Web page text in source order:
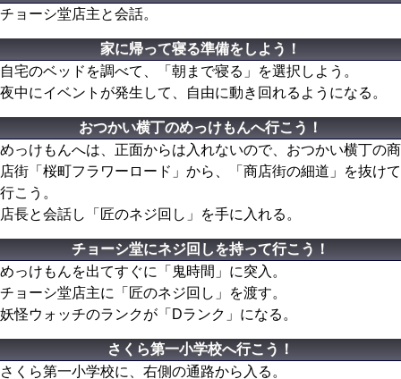
チョーシ堂店主と会話。
家に帰って寝る準備をしよう！
自宅のベッドを調べて、「朝まで寝る」を選択しよう。
夜中にイベントが発生して、自由に動き回れるようになる。
おつかい横丁のめっけもんへ行こう！
めっけもんへは、正面からは入れないので、おつかい横丁の商
店街「桜町フラワーロード」から、「商店街の細道」を抜けて
行こう。
店長と会話し「匠のネジ回し」を手に入れる。
チョーシ堂にネジ回しを持って行こう！
めっけもんを出てすぐに「鬼時間」に突入。
チョーシ堂店主に「匠のネジ回し」を渡す。
妖怪ウォッチのランクが「Dランク」になる。
さくら第一小学校へ行こう！
さくら第一小学校に、右側の通路から入る。